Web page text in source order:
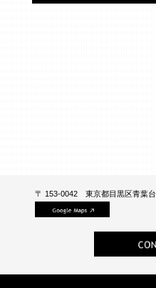
〒 153-0042 東京都目黒区青葉